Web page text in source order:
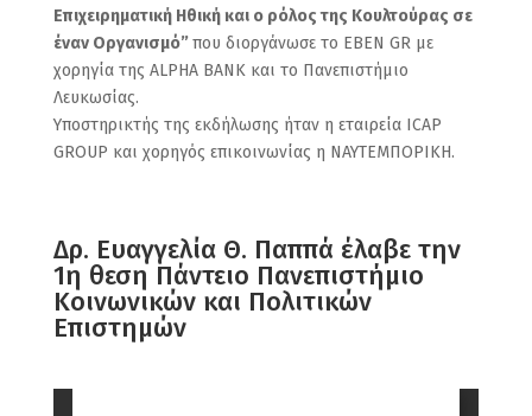
Επιχειρηματική Ηθική και ο ρόλος της Κουλτούρας σε
έναν Οργανισμό”που διοργάνωσε το EBEN GR με
χορηγία της ALPHA BANK και το Πανεπιστήμιο
Λευκωσίας.
Υποστηρικτής της εκδήλωσης ήταν η εταιρεία ICAP
GROUP και χορηγός επικοινωνίας η ΝΑΥΤΕΜΠΟΡΙΚΗ.
Δρ. Ευαγγελία Θ. Παππά έλαβε την
1η θεση Πάντειο Πανεπιστήμιο
Κοινωνικών και Πολιτικών
Επιστημών